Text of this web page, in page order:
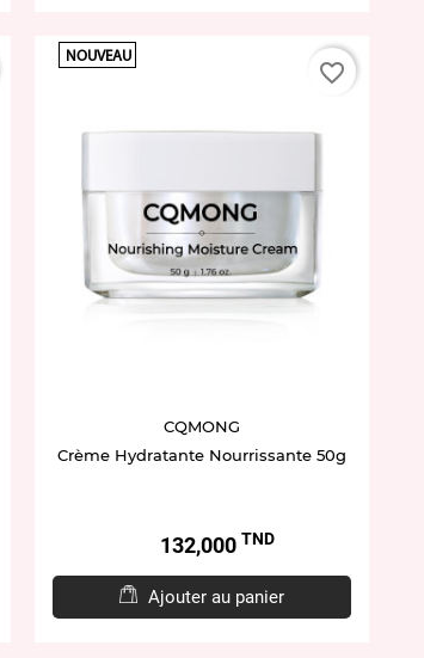
NOUVEAU
CQMONG
Crème Hydratante Nourrissante 50g
Prix132,000 TND
Ajouter au panier
favorite_border